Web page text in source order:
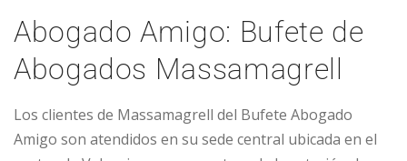
Abogado Amigo: Bufete de
Abogados Massamagrell
Los clientes de Massamagrell del Bufete Abogado
Amigo son atendidos en su sede central ubicada en el